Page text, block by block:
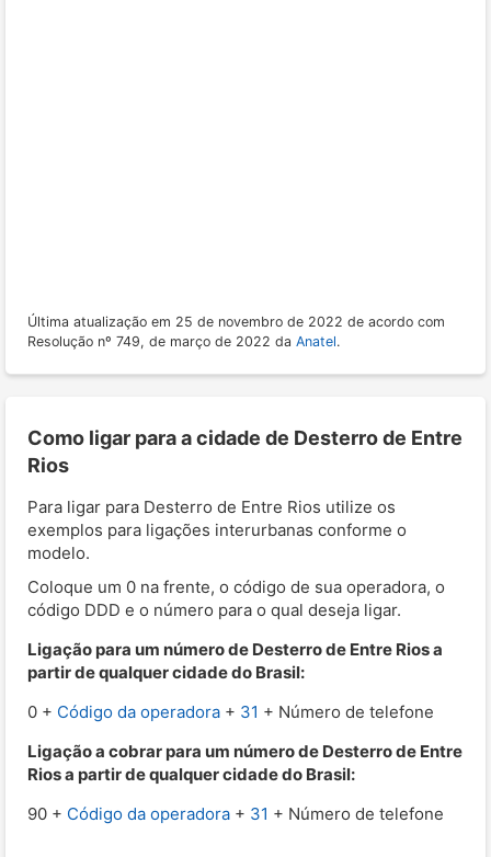
Última atualização em 25 de novembro de 2022 de acordo com
Resolução nº 749, de março de 2022 da Anatel.
Como ligar para a cidade de Desterro de Entre
Rios
Para ligar para Desterro de Entre Rios utilize os
exemplos para ligações interurbanas conforme o
modelo.
Coloque um 0 na frente, o código de sua operadora, o
código DDD e o número para o qual deseja ligar.
Ligação para um número de Desterro de Entre Rios a
partir de qualquer cidade do Brasil:
0 + Código da operadora + 31 + Número de telefone
Ligação a cobrar para um número de Desterro de Entre
Rios a partir de qualquer cidade do Brasil:
90 + Código da operadora + 31 + Número de telefone